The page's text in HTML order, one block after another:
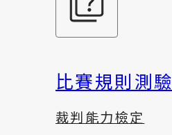
比賽規則測驗
裁判能力檢定